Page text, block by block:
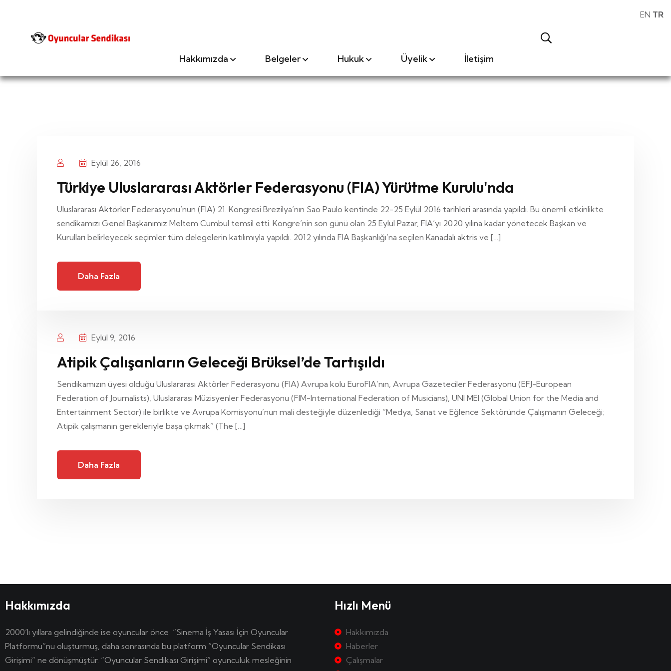
Hakkımızda Belgeler Hukuk Üyelik İletişim
Eylül 26, 2016
Türkiye Uluslararası Aktörler Federasyonu (FIA) Yürütme Kurulu'nda
Uluslararası Aktörler Federasyonu’nun (FIA) 21. Kongresi Brezilya’nın Sao Paulo kentinde 22-25 Eylül 2016 tarihleri arasında yapıldı. Bu önemli etkinlikte
sendikamızı Genel Başkanımız Meltem Cumbul temsil etti. Kongre’nin son günü olan 25 Eylül Pazar, FIA’yı 2020 yılına kadar yönetecek Başkan ve
Kurulları belirleyecek seçimler tüm delegelerin katılımıyla yapıldı. 2012 yılında FIA Başkanlığı’na seçilen Kanadalı aktris ve […]
Daha Fazla
Eylül 9, 2016
Atipik Çalışanların Geleceği Brüksel’de Tartışıldı
Sendikamızın üyesi olduğu Uluslararası Aktörler Federasyonu (FIA) Avrupa kolu EuroFIA’nın, Avrupa Gazeteciler Federasyonu (EFJ-European
Federation of Journalists), Uluslararası Müzisyenler Federasyonu (FIM-International Federation of Musicians), UNI MEI (Global Union for the Media and
Entertainment Sector) ile birlikte ve Avrupa Komisyonu’nun mali desteğiyle düzenlediği “Medya, Sanat ve Eğlence Sektöründe Çalışmanın Geleceği;
Atipik çalışmanın gerekleriyle başa çıkmak” (The […]
Daha Fazla
Hakkımızda
2000’lı yıllara gelindiğinde ise oyuncular önce “Sinema İş Yasası İçin Oyuncular
Platformu”nu oluşturmuş, daha sonrasında bu platform “Oyuncular Sendikası
Girişimi” ne dönüşmüştür. “Oyuncular Sendikası Girişimi” oyunculuk mesleğinin
Hızlı Menü
Hakkımızda
Haberler
Çalışmalar
EN TR